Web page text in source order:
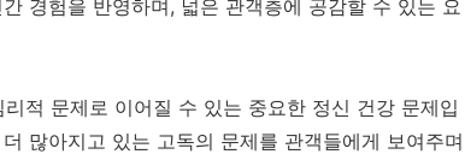
경험을 반영하며, 넓은 관객층에 공감할 수 있는 요
적 문제로 이어질 수 있는 중요한 정신 건강 문제입
많아지고 있는 고독의 문제를 관객들에게 보여주며